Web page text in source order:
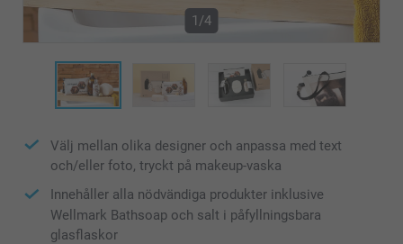
1/4
Välj mellan olika designer och anpassa med text
och/eller foto, tryckt på makeup-vaska
Innehåller alla nödvändiga produkter inklusive
Wellmark Bathsoap och salt i påfyllningsbara
glasflaskor